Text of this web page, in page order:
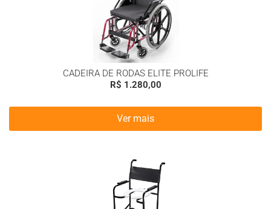
CADEIRA DE RODAS ELITE PROLIFE
R$ 1.280,00
Ver mais